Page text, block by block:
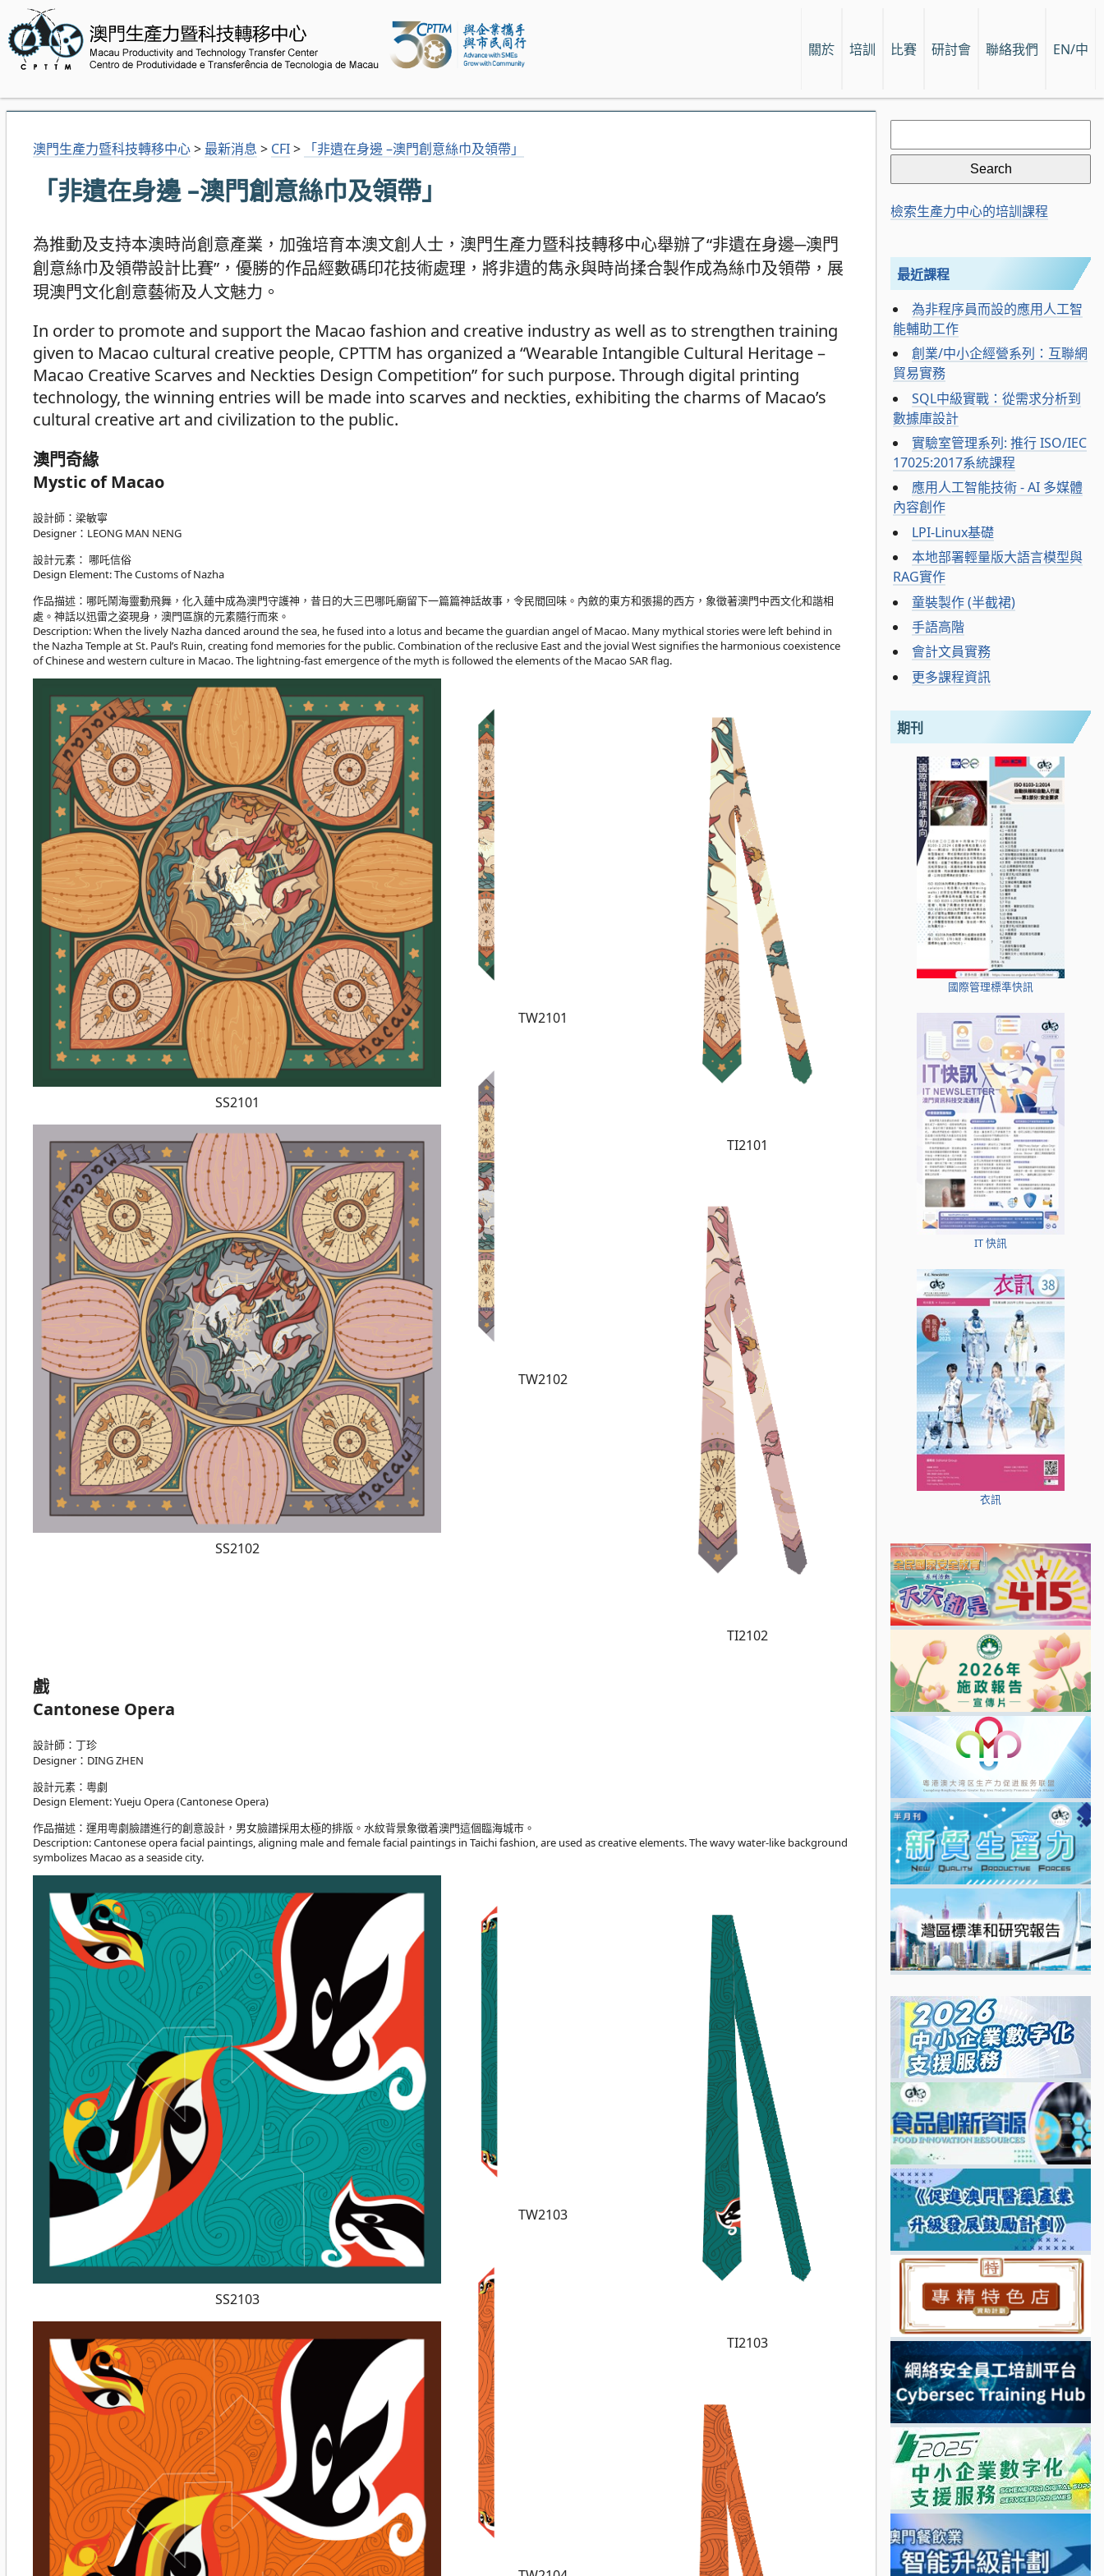
關於 培訓 比賽 研討會 聯絡我們 EN/中
澳門生產力暨科技轉移中心> 最新消息 > CFI> 「非遺在身邊 –澳門創意絲巾及領帶」
「非遺在身邊 –澳門創意絲巾及領帶」
為推動及支持本澳時尚創意產業，加強培育本澳文創人士，澳門生產力暨科技轉移中心舉辦了“非遺在身邊─澳門
創意絲巾及領帶設計比賽”，優勝的作品經數碼印花技術處理，將非遺的雋永與時尚揉合製作成為絲巾及領帶，展
現澳門文化創意藝術及人文魅力。
In order to promote and support the Macao fashion and creative industry as well as to strengthen training
given to Macao cultural creative people, CPTTM has organized a “Wearable Intangible Cultural Heritage –
Macao Creative Scarves and Neckties Design Competition” for such purpose. Through digital printing
technology, the winning entries will be made into scarves and neckties, exhibiting the charms of Macao’s
cultural creative art and civilization to the public.
澳門奇緣
Mystic of Macao
設計師：梁敏寧
Designer：LEONG MAN NENG
設計元素： 哪吒信俗
Design Element: The Customs of Nazha
作品描述：哪吒鬧海靈動飛舞，化入蓮中成為澳門守護神，昔日的大三巴哪吒廟留下一篇篇神話故事，令民間回味。內斂的東方和張揚的西方，象徵著澳門中西文化和諧相
處。神話以迅雷之姿現身，澳門區旗的元素隨行而來。
Description: When the lively Nazha danced around the sea, he fused into a lotus and became the guardian angel of Macao. Many mythical stories were left behind in
the Nazha Temple at St. Paul’s Ruin, creating fond memories for the public. Combination of the reclusive East and the jovial West signifies the harmonious coexistence
of Chinese and western culture in Macao. The lightning-fast emergence of the myth is followed the elements of the Macao SAR flag.
SS2101
SS2102
TW2101
TW2102
TI2101
TI2102
戲
Cantonese Opera
設計師：丁珍
Designer：DING ZHEN
設計元素：粵劇
Design Element: Yueju Opera (Cantonese Opera)
作品描述：運用粵劇臉譜進行的創意設計，男女臉譜採用太極的排版。水紋背景象徵着澳門這個臨海城市。
Description: Cantonese opera facial paintings, aligning male and female facial paintings in Taichi fashion, are used as creative elements. The wavy water-like background
symbolizes Macao as a seaside city.
SS2103
TW2103
TI2103
Search
for:
檢索生產力中心的培訓課程
最近課程
為非程序員而設的應用人工智
能輔助工作
創業/中小企經營系列：互聯網
貿易實務
SQL中級實戰：從需求分析到
數據庫設計
實驗室管理系列: 推行 ISO/IEC
17025:2017系統課程
應用人工智能技術 - AI 多媒體
內容創作
LPI-Linux基礎
本地部署輕量版大語言模型與
RAG實作
童裝製作 (半截裙)
手語高階
會計文員實務
更多課程資訊
期刊
國際管理標準快訊
IT 快訊
衣訊